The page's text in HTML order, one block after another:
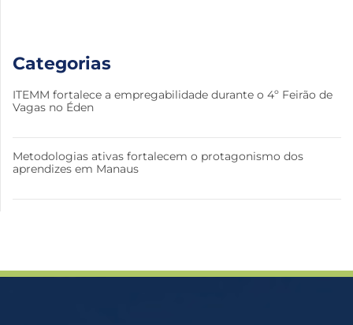
Categorias
ITEMM fortalece a empregabilidade durante o 4º Feirão de
Vagas no Éden
Metodologias ativas fortalecem o protagonismo dos
aprendizes em Manaus